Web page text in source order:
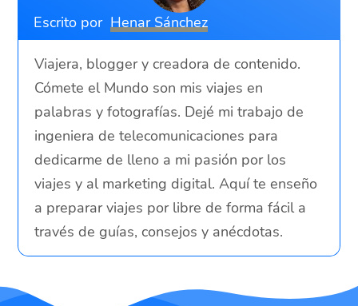
Escrito por Henar Sánchez
Viajera, blogger y creadora de contenido.
Cómete el Mundo son mis viajes en
palabras y fotografías. Dejé mi trabajo de
ingeniera de telecomunicaciones para
dedicarme de lleno a mi pasión por los
viajes y al marketing digital. Aquí te enseño
a preparar viajes por libre de forma fácil a
través de guías, consejos y anécdotas.